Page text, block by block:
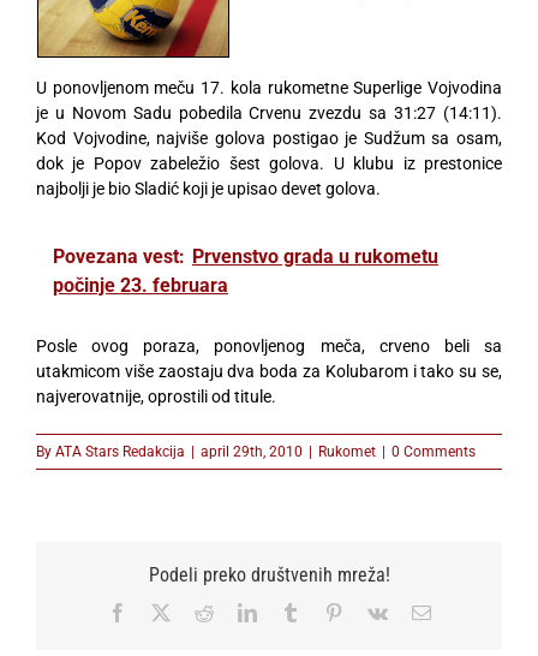
U ponovljenom meču 17. kola rukometne Superlige Vojvodina
je u Novom Sadu pobedila Crvenu zvezdu sa 31:27 (14:11).
Kod Vojvodine, najviše golova postigao je Sudžum sa osam,
dok je Popov zabeležio šest golova. U klubu iz prestonice
najbolji je bio Sladić koji je upisao devet golova.
Povezana vest: Prvenstvo grada u rukometu
počinje 23. februara
Posle ovog poraza, ponovljenog meča, crveno beli sa
utakmicom više zaostaju dva boda za Kolubarom i tako su se,
najverovatnije, oprostili od titule.
By ATA Stars Redakcija | april 29th, 2010 | Rukomet | 0 Comments
Podeli preko društvenih mreža!
Facebook RedditLinkedInTumblr Pinterest
Vk Email